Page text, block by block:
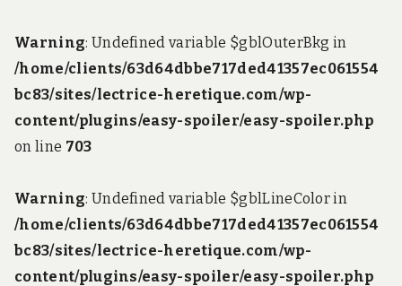
Warning: Undefined variable $gblOuterBkg in
/home/clients/63d64dbbe717ded41357ec061554
bc83/sites/lectrice-heretique.com/wp-
content/plugins/easy-spoiler/easy-spoiler.php
on line 703
Warning: Undefined variable $gblLineColor in
/home/clients/63d64dbbe717ded41357ec061554
bc83/sites/lectrice-heretique.com/wp-
content/plugins/easy-spoiler/easy-spoiler.php